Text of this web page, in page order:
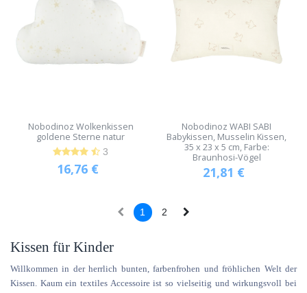
Nobodinoz Wolkenkissen
goldene Sterne natur
3
16,76 €
Nobodinoz WABI SABI
Babykissen, Musselin Kissen,
35 x 23 x 5 cm, Farbe:
Braunhosi-Vögel
21,81 €
1 2
Kissen für Kinder
Willkommen in der herrlich bunten, farbenfrohen und fröhlichen Welt der
Kissen. Kaum ein textiles Accessoire ist so vielseitig und wirkungsvoll bei